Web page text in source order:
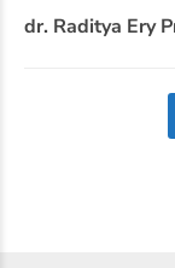
dr. Raditya Ery